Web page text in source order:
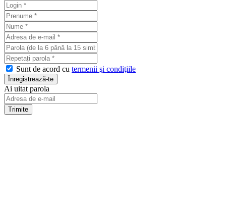
Sunt de acord cu termenii şi condiţiile
Ai uitat parola